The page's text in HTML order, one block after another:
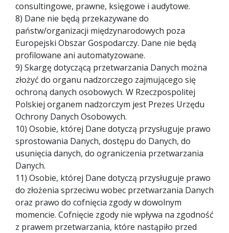
consultingowe, prawne, księgowe i audytowe.
8) Dane nie będą przekazywane do
państw/organizacji międzynarodowych poza
Europejski Obszar Gospodarczy. Dane nie będą
profilowane ani automatyzowane.
9) Skargę dotyczącą przetwarzania Danych można
złożyć do organu nadzorczego zajmującego się
ochroną danych osobowych. W Rzeczpospolitej
Polskiej organem nadzorczym jest Prezes Urzędu
Ochrony Danych Osobowych.
10) Osobie, której Dane dotyczą przysługuje prawo
sprostowania Danych, dostępu do Danych, do
usunięcia danych, do ograniczenia przetwarzania
Danych.
11) Osobie, której Dane dotyczą przysługuje prawo
do złożenia sprzeciwu wobec przetwarzania Danych
oraz prawo do cofnięcia zgody w dowolnym
momencie. Cofnięcie zgody nie wpływa na zgodność
z prawem przetwarzania, które nastąpiło przed